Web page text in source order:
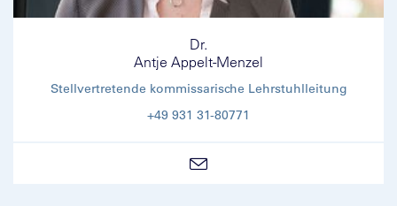
Dr.
Antje Appelt-Menzel
Stellvertretende kommissarische Lehrstuhlleitung
+49 931 31-80771